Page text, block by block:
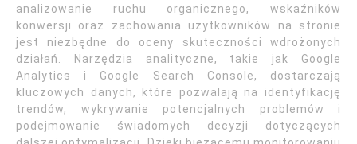
analizowanie ruchu organicznego, wskaźników
konwersji oraz zachowania użytkowników na stronie
jest niezbędne do oceny skuteczności wdrożonych
działań. Narzędzia analityczne, takie jak Google
Analytics i Google Search Console, dostarczają
kluczowych danych, które pozwalają na identyfikację
trendów, wykrywanie potencjalnych problemów i
podejmowanie świadomych decyzji dotyczących